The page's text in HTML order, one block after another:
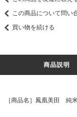
この商品について問い
買い物を続ける
商品説明
［商品名］鳳凰美田 純